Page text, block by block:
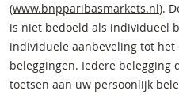
(www.bnpparibasmarkets.nl).
is niet bedoeld als individueel
individuele aanbeveling tot het
beleggingen. Iedere belegging
toetsen aan uw persoonlijk